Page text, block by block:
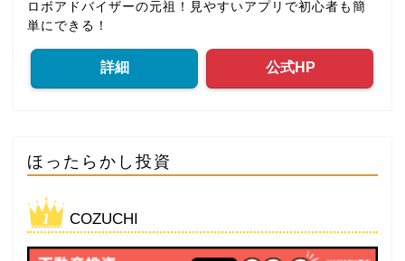
ロボアドバイザーの元祖！見やすいアプリで初心者も簡
単にできる！
詳細 公式HP
ほったらかし投資
COZUCHI